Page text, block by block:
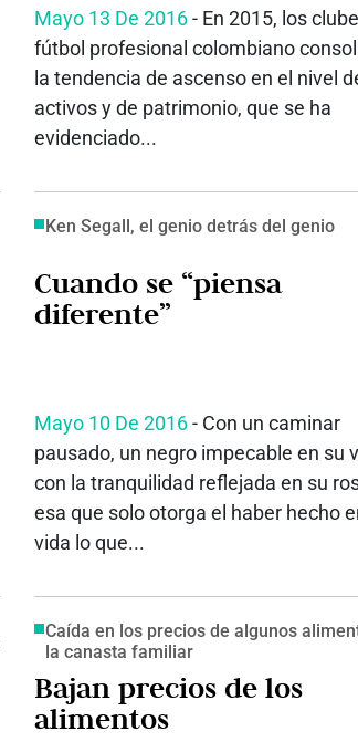
Mayo 13 De 2016- En 2015, los
fútbol profesional colombiano
la tendencia de ascenso en el nivel
activos y de patrimonio, que se ha
evidenciado...
Ken Segall, el genio detrás del genio
Cuando se “piensa
diferente”
Mayo 10 De 2016- Con un caminar
pausado, un negro impecable en su
con la tranquilidad reflejada en su
esa que solo otorga el haber hecho
vida lo que...
Caída en los precios de algunos
la canasta familiar
Bajan precios de los
alimentos